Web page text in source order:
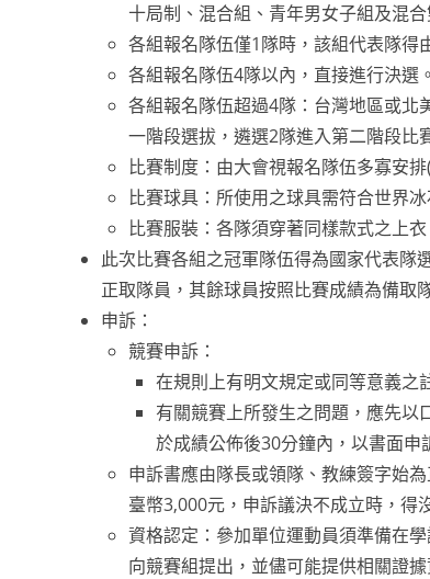
十局制、混合組、青年男女子組及混
各組報名隊伍僅1隊時，該組代表隊得
各組報名隊伍4隊以內，直接進行決選。
各組報名隊伍超過4隊：台灣地區或
一階段選拔，遴選2隊進入第二階段比
比賽制度：由大會視報名隊伍多寡安
比賽球具：所使用之球具需符合世界
比賽服裝：各隊須穿著同樣款式之上
此次比賽各組之冠軍隊伍得為國家代表
正取隊員，其餘球員按照比賽成績為備取
申訴：
競賽申訴：
在規則上有明文規定或同等意義之
有關競賽上所發生之問題，應先以
於成績公佈後30分鐘內，以書面申
申訴書應由隊長或領隊、教練簽字始
臺幣3,000元，申訴議決不成立時，得
資格認定：參加單位運動員須準備在
向競賽組提出，並儘可能提供相關證據